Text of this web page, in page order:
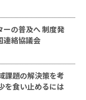
の普及へ 制度発
連絡協議会
課題の解決策を考
を食い止めるには